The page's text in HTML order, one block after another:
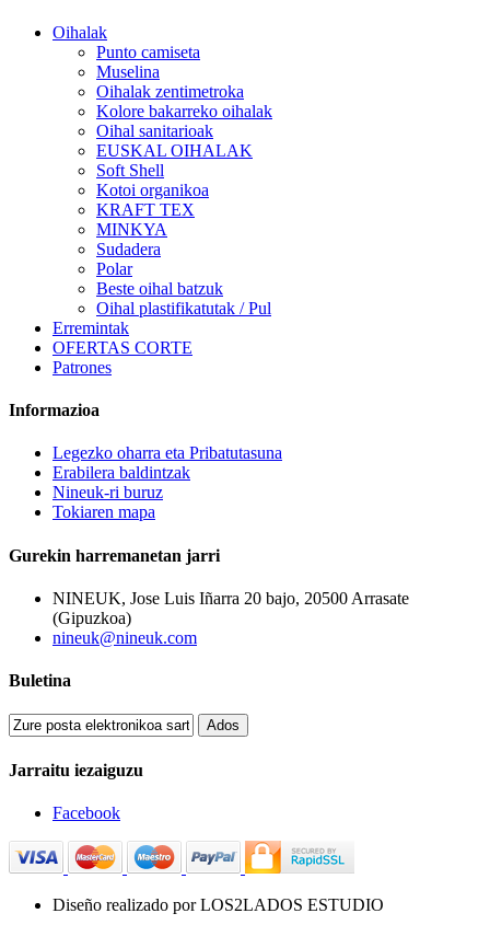
Oihalak
Punto camiseta
Muselina
Oihalak zentimetroka
Kolore bakarreko oihalak
Oihal sanitarioak
EUSKAL OIHALAK
Soft Shell
Kotoi organikoa
KRAFT TEX
MINKYA
Sudadera
Polar
Beste oihal batzuk
Oihal plastifikatutak / Pul
Erremintak
OFERTAS CORTE
Patrones
Informazioa
Legezko oharra eta Pribatutasuna
Erabilera baldintzak
Nineuk-ri buruz
Tokiaren mapa
Gurekin harremanetan jarri
NINEUK, Jose Luis Iñarra 20 bajo, 20500 Arrasate
(Gipuzkoa)
nineuk@nineuk.com
Buletina
Ados
Jarraitu iezaiguzu
Facebook
Diseño realizado por LOS2LADOS ESTUDIO